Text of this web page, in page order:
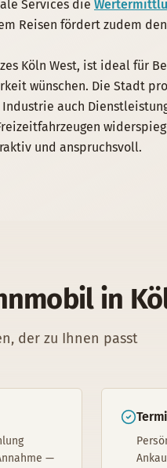
Services die
Reisen fördert zudem den
Köln West, ist ideal für
wünschen. Die Stadt
auch
und anspruchsvoll.
in
der zu Ihnen passt
—